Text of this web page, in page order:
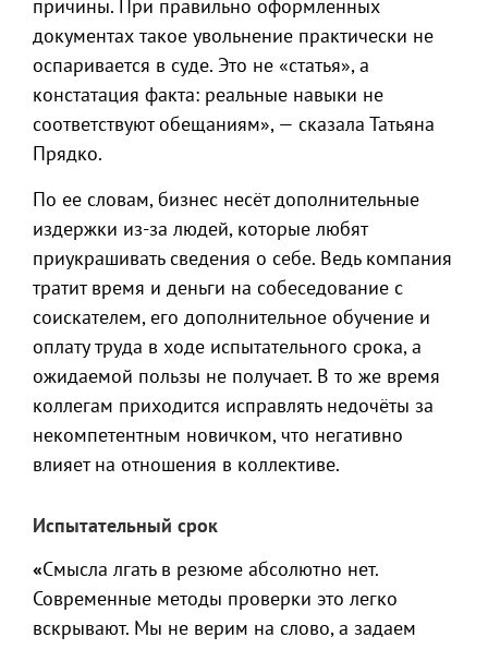
причины. При правильно оформленных
документах такое увольнение практически не
оспаривается в суде. Это не «статья», а
констатация факта: реальные навыки не
соответствуют обещаниям», — сказала Татьяна
Прядко.
По ее словам, бизнес несёт дополнительные
издержки из-за людей, которые любят
приукрашивать сведения о себе. Ведь компания
тратит время и деньги на собеседование с
соискателем, его дополнительное обучение и
оплату труда в ходе испытательного срока, а
ожидаемой пользы не получает. В то же время
коллегам приходится исправлять недочёты за
некомпетентным новичком, что негативно
влияет на отношения в коллективе.
Испытательный срок
«Смысла лгать в резюме абсолютно нет.
Современные методы проверки это легко
вскрывают. Мы не верим на слово, а задаем